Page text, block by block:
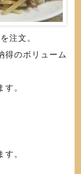
注文。
得のボリューム
。
。